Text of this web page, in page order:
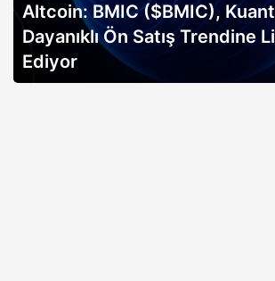
Altcoin: BMIC ($BMIC),
Dayanıklı Ön Satış Trendine
Ediyor